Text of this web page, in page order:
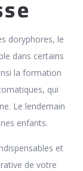
doryphores, le
dans certains
la formation
qui
Le lendemain
enfants.
et
de votre